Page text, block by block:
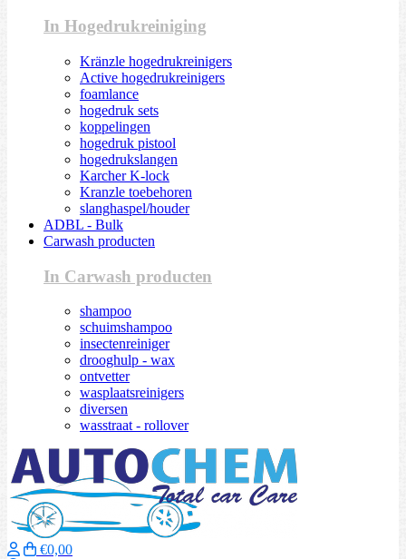
In Hogedrukreiniging
Kränzle hogedrukreinigers
Active hogedrukreinigers
foamlance
hogedruk sets
koppelingen
hogedruk pistool
hogedrukslangen
Karcher K-lock
Kranzle toebehoren
slanghaspel/houder
ADBL - Bulk
Carwash producten
In Carwash producten
shampoo
schuimshampoo
insectenreiniger
drooghulp - wax
ontvetter
wasplaatsreinigers
diversen
wasstraat - rollover
€0,00